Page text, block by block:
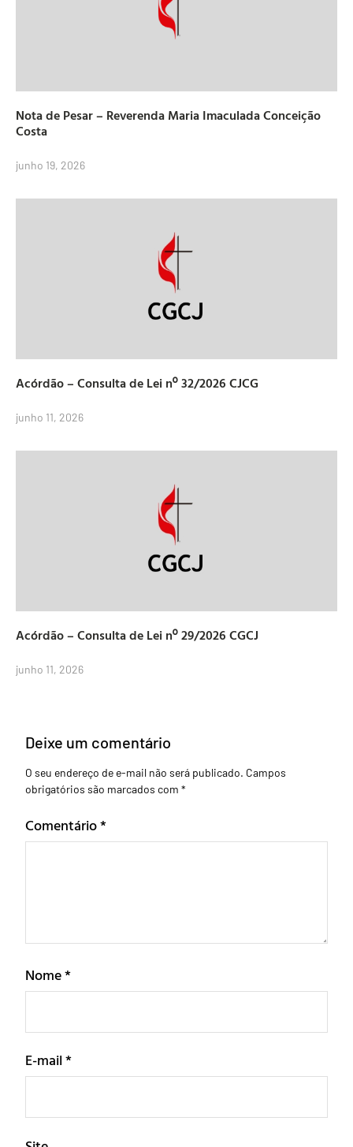
Nota de Pesar – Reverenda Maria Imaculada Conceição
Costa
junho 19, 2026
Acórdão – Consulta de Lei nº 32/2026 CJCG
junho 11, 2026
Acórdão – Consulta de Lei nº 29/2026 CGCJ
junho 11, 2026
Deixe um comentário
O seu endereço de e-mail não será publicado. Campos
obrigatórios são marcados com *
Comentário*
Nome*
E-mail*